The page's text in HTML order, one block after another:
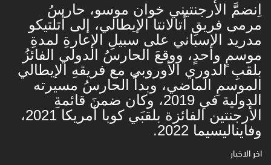
اِنضمَّ الأرجنتيني خوان موسو، حارسُ
مرمى فريقِ أتالانتا الإيطالي، إلى أتلتيكو
مدريد الإسباني على سبيلِ الإعارةِ لمدةِ
موسمٍ واحدٍ، ووقعَ الحارسُ الدولي الفائزُ
بلقبِ الدوري الأوروبي مع فريقهِ الإيطالي
الموسمِ الماضي، وبدأَ الحارسُ مسيرته
الدولية في 2019، وكان ضمنَ قائمةِ
الأرجنتين الفائزة بلقبَي كوبا أمريكا 2021،
وفايناليسيما 2022.
اخر الاخبار